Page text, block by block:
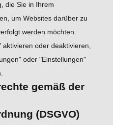
die Sie in Ihrem
um Websites darüber zu
werden möchten.
oder deaktivieren,
oder "Einstellungen"
gemäß der
(DSGVO)